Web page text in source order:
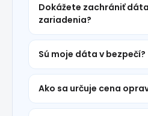
Dokážete zachrániť
zariadenia?
Sú moje dáta v bezpečí?
Ako sa určuje cena